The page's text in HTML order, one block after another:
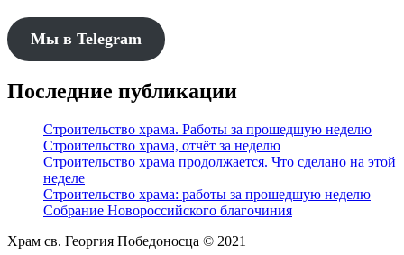
Мы в Telegram
Последние публикации
Строительство храма. Работы за прошедшую неделю
Строительство храма, отчёт за неделю
Строительство храма продолжается. Что сделано на этой
неделе
Строительство храма: работы за прошедшую неделю
Собрание Новороссийского благочиния
Храм св. Георгия Победоносца © 2021